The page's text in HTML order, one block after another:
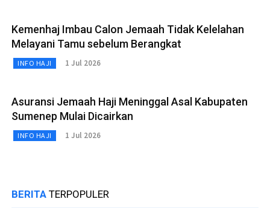
Kemenhaj Imbau Calon Jemaah Tidak Kelelahan
Melayani Tamu sebelum Berangkat
INFO HAJI 1 Jul 2026
Asuransi Jemaah Haji Meninggal Asal Kabupaten
Sumenep Mulai Dicairkan
INFO HAJI 1 Jul 2026
BERITA TERPOPULER